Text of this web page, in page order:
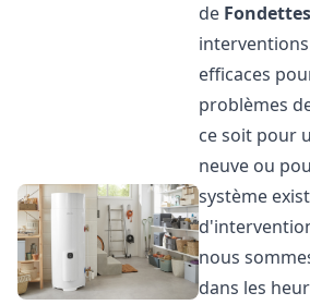
de Fondettes
efficaces
problèmes
ce soit pour
neuve ou
système
nous
dans les